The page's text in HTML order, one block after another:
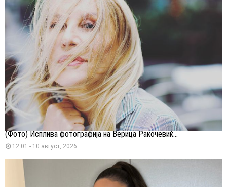
(Фото) Исплива фотографија на Верица Ракочевиќ...
12:01 - 10 август, 2026